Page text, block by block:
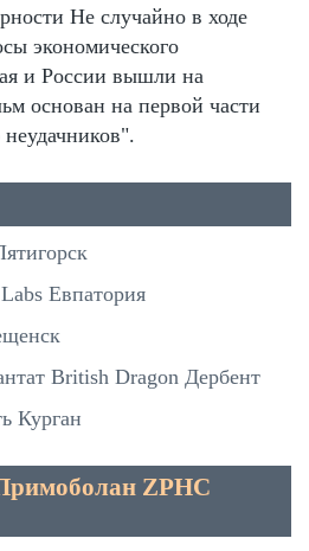
Не случайно в ходе
экономического
и России вышли на
основан на первой части
Евпатория
British Dragon Дербент
Курган
ZPHC